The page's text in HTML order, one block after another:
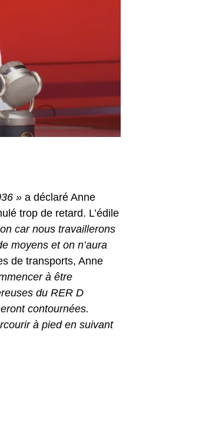
» a déclaré Anne
trop de retard. L’édile
car nous travaillerons
moyens et on n’aura
de transports, Anne
à être
du RER D
contournées.
à pied en suivant